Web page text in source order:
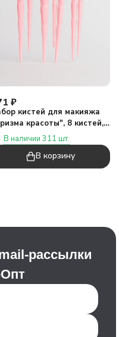
₽
кистей для макияжа
красоты", 8 кистей,
В наличии 311 шт.
В корзину
рассылки